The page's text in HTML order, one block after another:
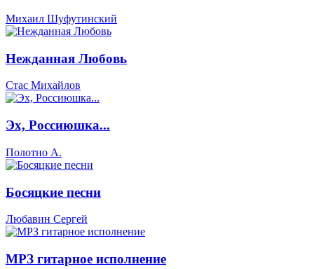
Михаил Шуфутинский
Нежданная Любовь
Стас Михайлов
Эх, Россиюшка...
Полотно А.
Босяцкие песни
Любавин Сергей
МРЗ гитарное исполнение